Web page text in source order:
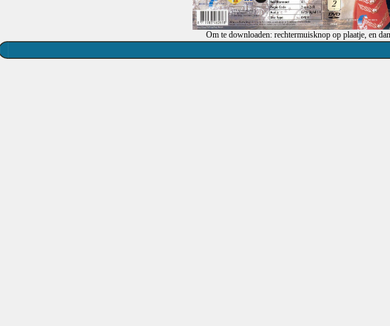
Om te downloaden: rechtermuisknop op plaatje, en